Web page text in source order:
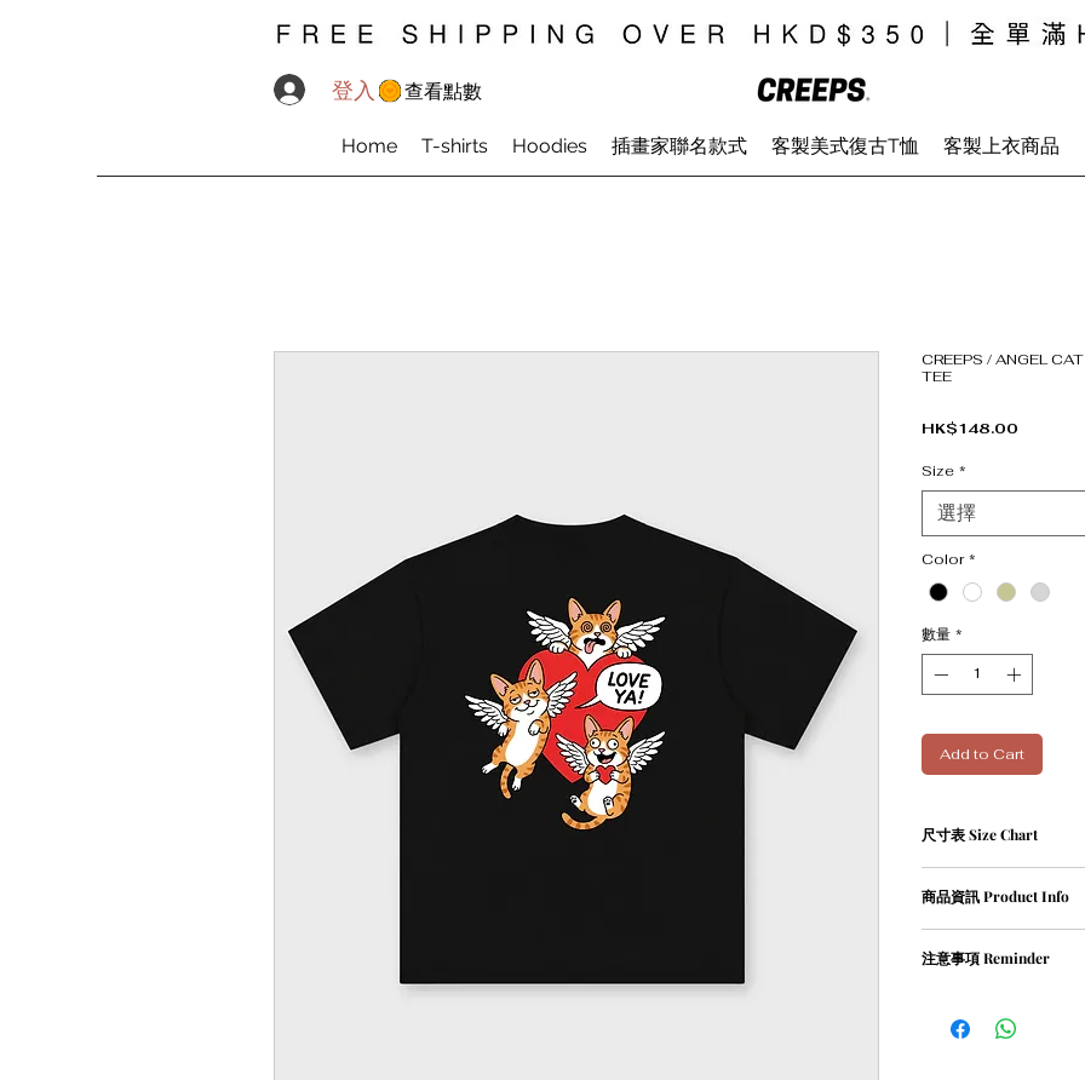
登入 查看點數
Home T-shirts Hoodies 插畫家聯名款式 客製美式復古T恤 客製上衣商品
CREEPS / ANGEL
TEE
HK$148.00
Size *
選擇
Color *
數量 *
Add to Cart
尺寸表 Size Chart
S碼﹕衣長 71 cm | 胸寬
XL碼﹕衣長 77 cm | 胸寬
Size S : 170cm
商品資訊 Product Info
② oversized
注意事項 Reminder
② 請勿乾衣, 否則會造成